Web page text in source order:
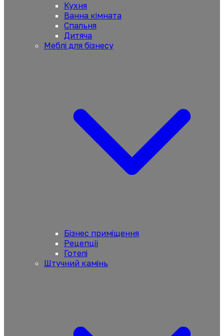
Кухня
Ванна кімната
Спальня
Дитяча
Меблі для бізнесу
Бізнес приміщення
Рецепції
Готелі
Штучний камінь